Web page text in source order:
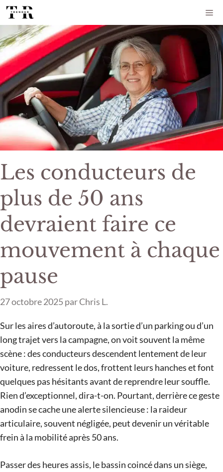
Aller
au
contenu
Les conducteurs de
plus de 50 ans
devraient faire ce
mouvement à chaque
pause
27 octobre 2025parChris L.
Sur les aires d’autoroute, à la sortie d’un parking ou d’un
long trajet vers la campagne, on voit souvent la même
scène : des conducteurs descendent lentement de leur
voiture, redressent le dos, frottent leurs hanches et font
quelques pas hésitants avant de reprendre leur souffle.
Rien d’exceptionnel, dira-t-on. Pourtant, derrière ce geste
anodin se cache une alerte silencieuse : la raideur
articulaire, souvent négligée, peut devenir un véritable
frein à la mobilité après 50 ans.
Passer des heures assis, le bassin coincé dans un siège,